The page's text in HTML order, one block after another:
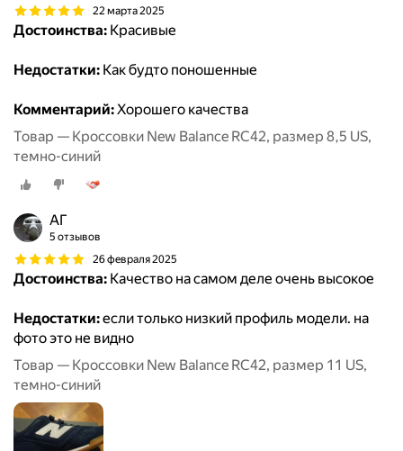
22 марта 2025
Достоинства: Красивые
Недостатки: Как будто поношенные
Комментарий:Хорошего качества
Товар — Кроссовки New Balance RC42, размер 8,5 US,
темно-синий
АГ
5 отзывов
26 февраля 2025
Достоинства: Качество на самом деле очень высокое
Недостатки:если только низкий профиль модели. на
фото это не видно
Товар — Кроссовки New Balance RC42, размер 11 US,
темно-синий